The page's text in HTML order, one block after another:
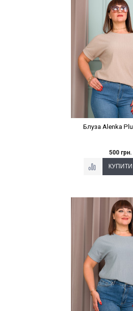
Блуза Alenka
500 грн.
Наклейки